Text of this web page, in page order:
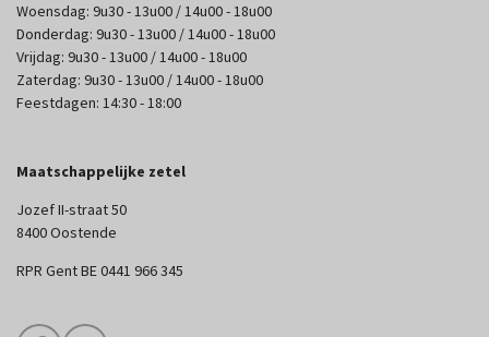
Woensdag: 9u30 - 13u00 / 14u00 - 18u00
Donderdag: 9u30 - 13u00 / 14u00 - 18u00
Vrijdag: 9u30 - 13u00 / 14u00 - 18u00
Zaterdag: 9u30 - 13u00 / 14u00 - 18u00
Feestdagen: 14:30 - 18:00
Maatschappelijke zetel
Jozef II-straat 50
8400 Oostende
RPR Gent BE 0441 966 345